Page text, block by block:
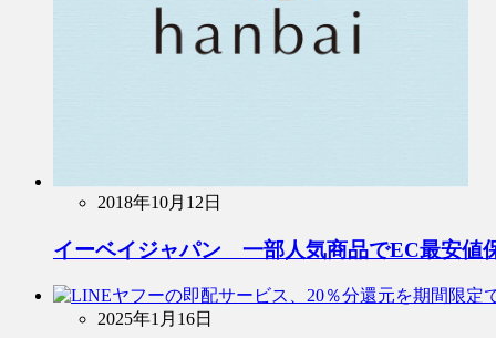
2018年10月12日
イーベイジャパン 一部人気商品でEC最安値
2025年1月16日